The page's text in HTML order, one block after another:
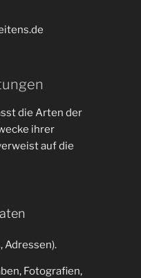
die Arten der
ihrer
auf die
Adressen).
Fotografien,